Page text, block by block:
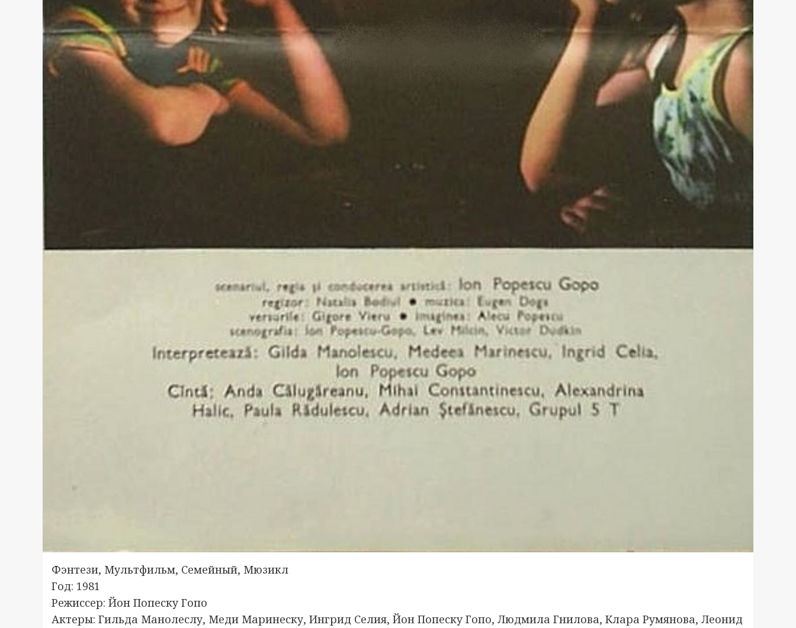
Фэнтези, Мультфильм, Семейный, Мюзикл
Год: 1981
Режиссер: Йон Попеску Гопо
Актеры: Гильда Манолеслу, Меди Маринеску, Ингрид Селия, Йон Попеску Гопо, Людмила Гнилова, Клара Румянова, Леонид